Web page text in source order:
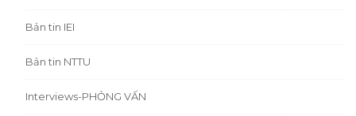
Bản tin IEI
Bản tin NTTU
Interviews-PHỎNG VẤN